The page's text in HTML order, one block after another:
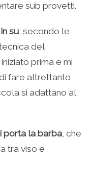
sub provetti.
su, secondo le
del
prima e mi
fare altrettanto
si adattano al
porta la barba, che
tra viso e